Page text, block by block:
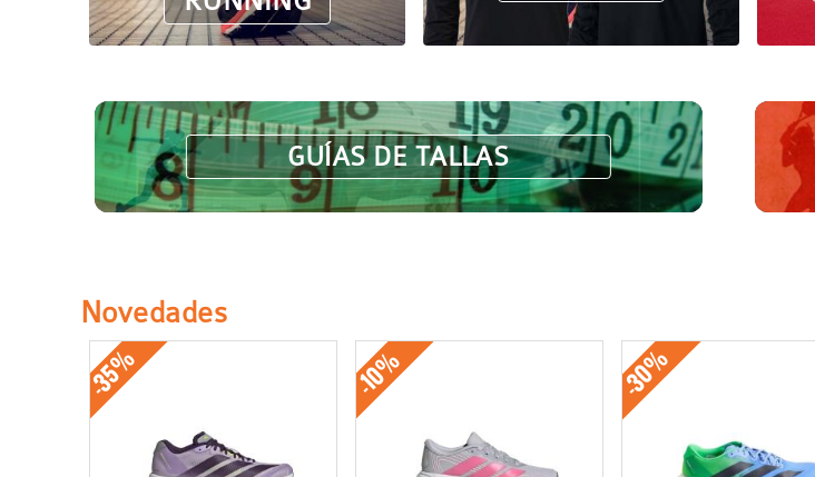
navegación
GUÍAS DE TALLAS
Novedades
-35% -10% -30%